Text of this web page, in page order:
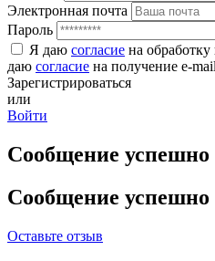
Электронная почта
Пароль
Я даю согласие на
даю согласие на получение e-
Зарегистрироваться
или
Войти
Сообщение успешно
Сообщение успешно
Оставьте отзыв